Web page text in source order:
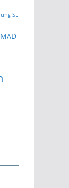
St.
MAD